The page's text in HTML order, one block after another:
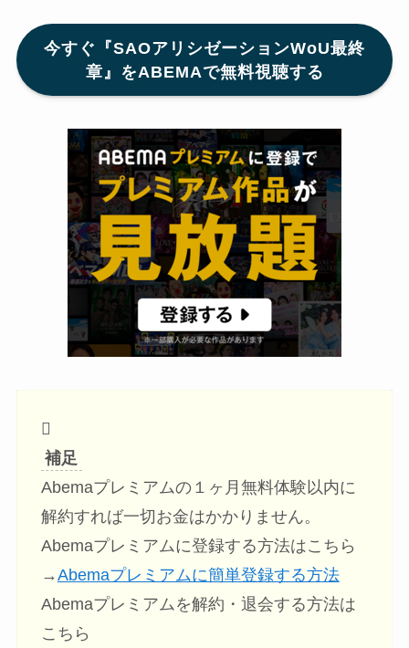
今すぐ『SAOアリシゼーションWoU最終
章』をABEMAで無料視聴する
補足
Abemaプレミアムの１ヶ月無料体験以内に
解約すれば一切お金はかかりません。
Abemaプレミアムに登録する方法はこちら
→Abemaプレミアムに簡単登録する方法
Abemaプレミアムを解約・退会する方法は
こちら